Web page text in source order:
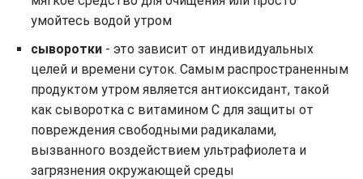
умойтесь водой утром
сыворотки - это зависит от индивидуальных
целей и времени суток. Самым распространенным
продуктом утром является антиоксидант, такой
как сыворотка с витамином С для защиты от
повреждения свободными радикалами,
вызванного воздействием ультрафиолета и
загрязнения окружающей среды